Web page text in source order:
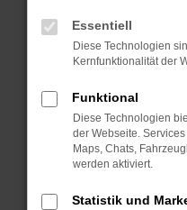
können das Laden
verhindern.
anderen Browser
Starte dein Gerät
Das kann
Probleme zu
Betriebssystem
Essentiell
Diese Technologien
Kernfunktionalität der
Funktional
Diese Technologien
der Webseite.
Maps, Chats,
werden aktiviert.
Statistik und